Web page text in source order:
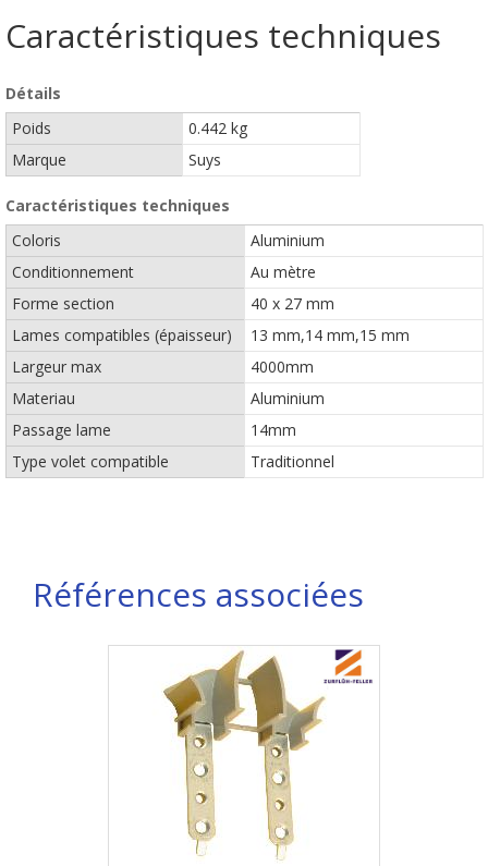
Caractéristiques techniques
Détails
Poids
0.442 kg
Marque
Suys
Caractéristiques techniques
Coloris
Aluminium
Conditionnement
Au mètre
Forme section
40 x 27 mm
Lames compatibles (épaisseur)
13 mm,14 mm,15 mm
Largeur max
4000mm
Materiau
Aluminium
Passage lame
14mm
Type volet compatible
Traditionnel
Références associées